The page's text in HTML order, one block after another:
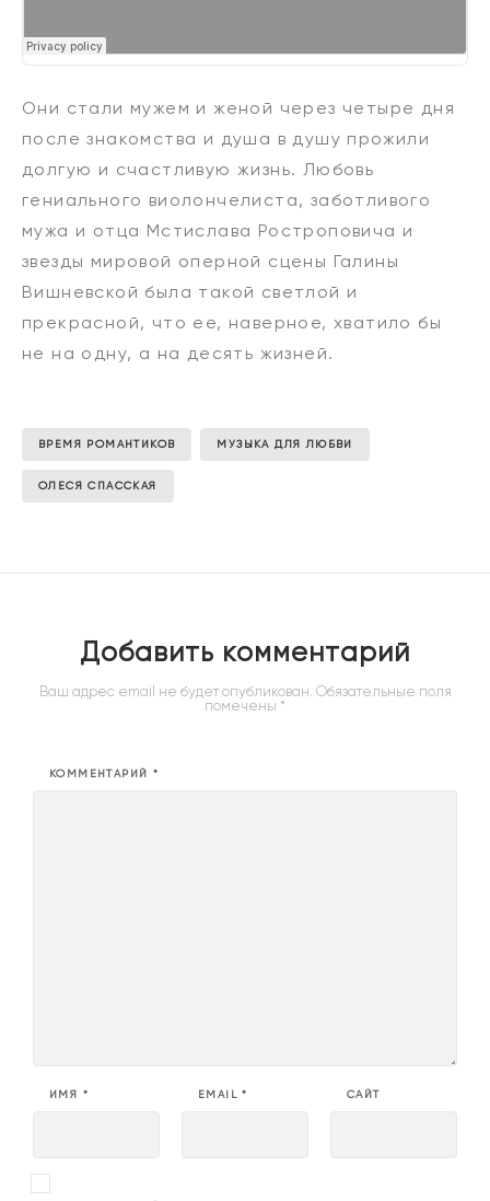
Они стали мужем и женой через четыре дня
после знакомства и душа в душу прожили
долгую и счастливую жизнь. Любовь
гениального виолончелиста, заботливого
мужа и отца Мстислава Ростроповича и
звезды мировой оперной сцены Галины
Вишневской была такой светлой и
прекрасной, что ее, наверное, хватило бы
не на одну, а на десять жизней.
ВРЕМЯ РОМАНТИКОВ МУЗЫКА ДЛЯ ЛЮБВИ
ОЛЕСЯ СПАССКАЯ
Добавить комментарий
Ваш адрес email не будет опубликован. Обязательные поля
помечены *
КОММЕНТАРИЙ *
ИМЯ * EMAIL* САЙТ